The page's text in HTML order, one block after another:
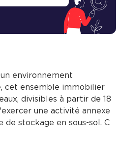
environnement
cet ensemble immobilier
divisibles à partir de 18
une activité annexe
stockage en sous-sol. C